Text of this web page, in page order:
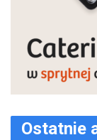
Ostatnie